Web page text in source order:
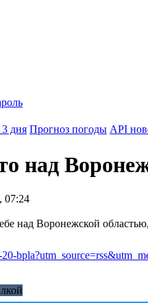
дня Прогноз погоды API
над
07:24
над Воронежской